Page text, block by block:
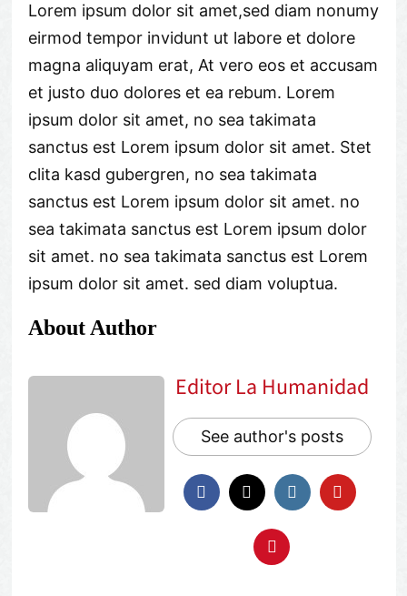
Lorem ipsum dolor sit amet,sed diam nonumy
eirmod tempor invidunt ut labore et dolore
magna aliquyam erat, At vero eos et accusam
et justo duo dolores et ea rebum. Lorem
ipsum dolor sit amet, no sea takimata
sanctus est Lorem ipsum dolor sit amet. Stet
clita kasd gubergren, no sea takimata
sanctus est Lorem ipsum dolor sit amet. no
sea takimata sanctus est Lorem ipsum dolor
sit amet. no sea takimata sanctus est Lorem
ipsum dolor sit amet. sed diam voluptua.
About Author
Editor La Humanidad
See author's posts